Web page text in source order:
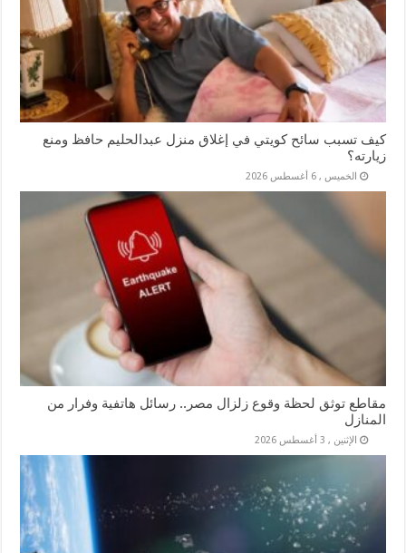
كيف تسبب سائح كويتي في إغلاق منزل عبدالحليم حافظ ومنع
زيارته؟
الخميس , 6 أغسطس 2026
مقاطع توثق لحظة وقوع زلزال مصر.. رسائل هاتفية وفرار من
المنازل
الإثنين , 3 أغسطس 2026